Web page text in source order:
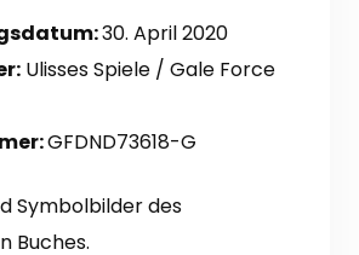
30. April 2020
Ulisses Spiele / Gale Force
GFDND73618-G
Symbolbilder des
Buches.